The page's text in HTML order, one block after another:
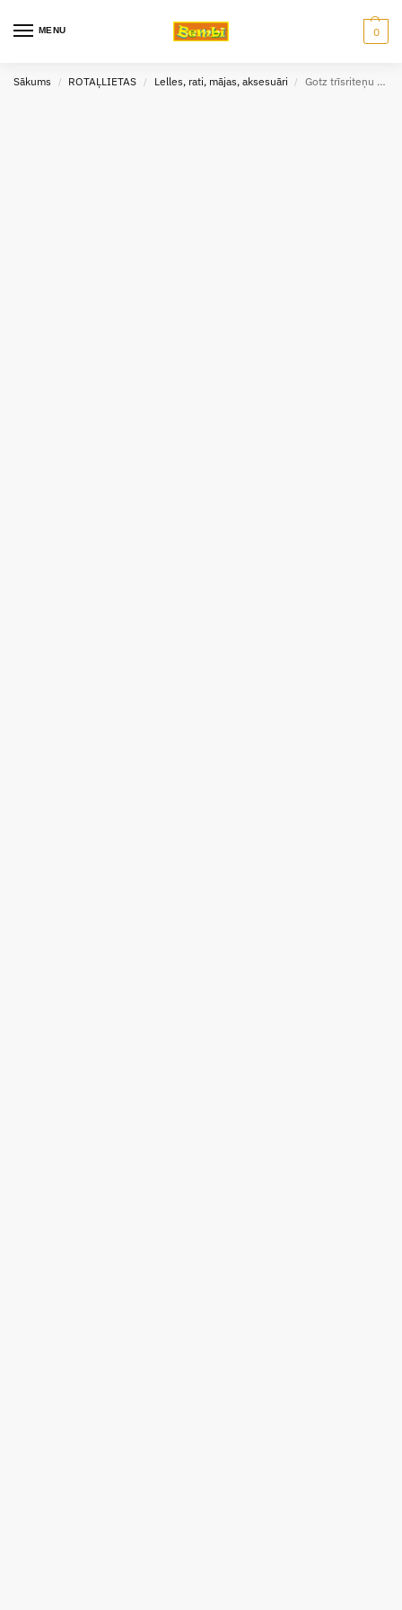
MENU 0
Sākums / ROTAĻLIETAS / Lelles, rati, mājas, aksesuāri / Gotz trīsriteņu leļļu rati Laimīgais zieds